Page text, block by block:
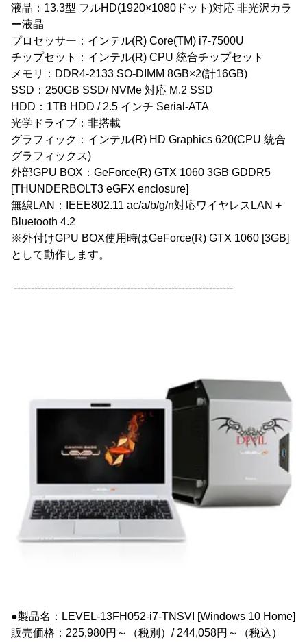
液晶：13.3型 フルHD(1920×1080ドット)対応 非光沢カラ
ー液晶
プロセッサー：インテル(R) Core(TM) i7-7500U
チップセット：インテル(R) CPU 統合チップセット
メモリ：DDR4-2133 SO-DIMM 8GB×2(計16GB)
SSD：250GB SSD/ NVMe 対応 M.2 SSD
HDD：1TB HDD / 2.5 インチ Serial-ATA
光学ドライブ：非搭載
グラフィック：インテル(R) HD Graphics 620(CPU 統合
グラフィックス)
外部GPU BOX：GeForce(R) GTX 1060 3GB GDDR5
[THUNDERBOLT3 eGFX enclosure]
無線LAN：IEEE802.11 ac/a/b/g/n対応ワイヤレスLAN +
Bluetooth 4.2
※外付けGPU BOX使用時はGeForce(R) GTX 1060 [3GB]
として動作します。
----------------------------------------------------------------
●製品名：LEVEL-13FH052-i7-TNSVI [Windows 10 Home]
販売価格：225,980円～（税別）/ 244,058円～（税込）